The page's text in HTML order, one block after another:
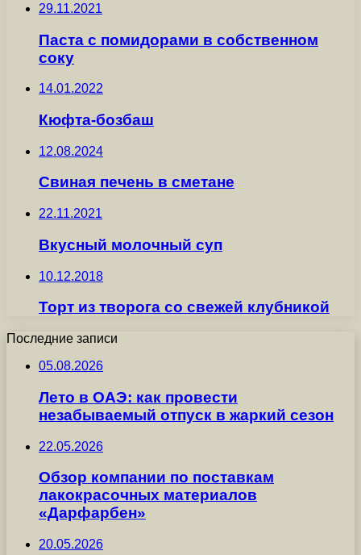
29.11.2021
Паста с помидорами в собственном
соку
14.01.2022
Кюфта-бозбаш
12.08.2024
Свиная печень в сметане
22.11.2021
Вкусный молочный суп
10.12.2018
Торт из творога со свежей клубникой
Последние записи
05.08.2026
Лето в ОАЭ: как провести
незабываемый отпуск в жаркий сезон
22.05.2026
Обзор компании по поставкам
лакокрасочных материалов
«Дарфарбен»
20.05.2026